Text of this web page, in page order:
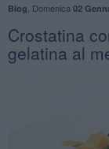
Blog Domenica 02
Crostatina
gelatina al